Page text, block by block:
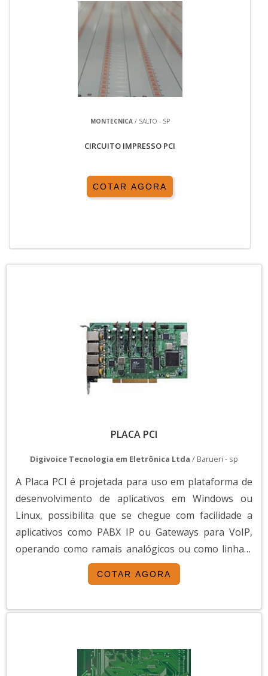
MONTECNICA/ SALTO - SP
CIRCUITO IMPRESSO PCI
COTAR AGORA
PLACA PCI
Digivoice Tecnologia em Eletrônica Ltda / Barueri - sp
A Placa PCI é projetada para uso em plataforma de
desenvolvimento de aplicativos em Windows ou
Linux, possibilita que se chegue com facilidade a
aplicativos como PABX IP ou Gateways para VoIP,
operando como ramais analógicos ou como linhas-
tronco conectadas a um PABX convencional.A Placa
PCI VB0404-FX possui quatro canais FXS e utiliza
sendo apresentada em versão para barramento
COTAR AGORA